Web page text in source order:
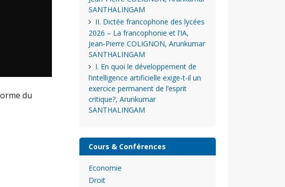
du
SANTHALINGAM
II. Dictée francophone des lycées
2026 – La francophonie et l’IA,
Jean-Pierre COLIGNON, Arunkumar
SANTHALINGAM
I. En quoi le développement de
l’intelligence artificielle exige-t-il un
exercice permanent de l’esprit
critique?, Arunkumar
SANTHALINGAM
Cours & Conférences
Economie
Droit